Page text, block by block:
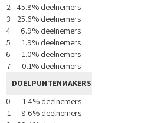
2
45.8% deelnemers
3
25.6% deelnemers
4
6.9% deelnemers
5
1.9% deelnemers
6
1.0% deelnemers
7
0.1% deelnemers
DOELPUNTENMAKERS
0
1.4% deelnemers
1
8.6% deelnemers